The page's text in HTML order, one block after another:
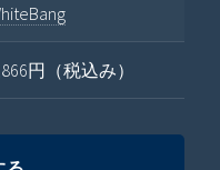
円（税込み）